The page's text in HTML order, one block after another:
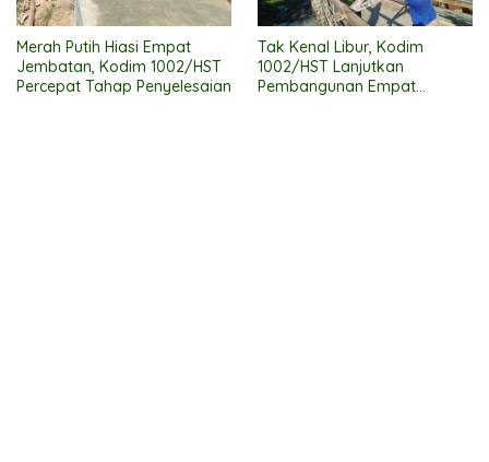
Merah Putih Hiasi Empat
Jembatan, Kodim 1002/HST
Percepat Tahap Penyelesaian
Tak Kenal Libur, Kodim
1002/HST Lanjutkan
Pembangunan Empat